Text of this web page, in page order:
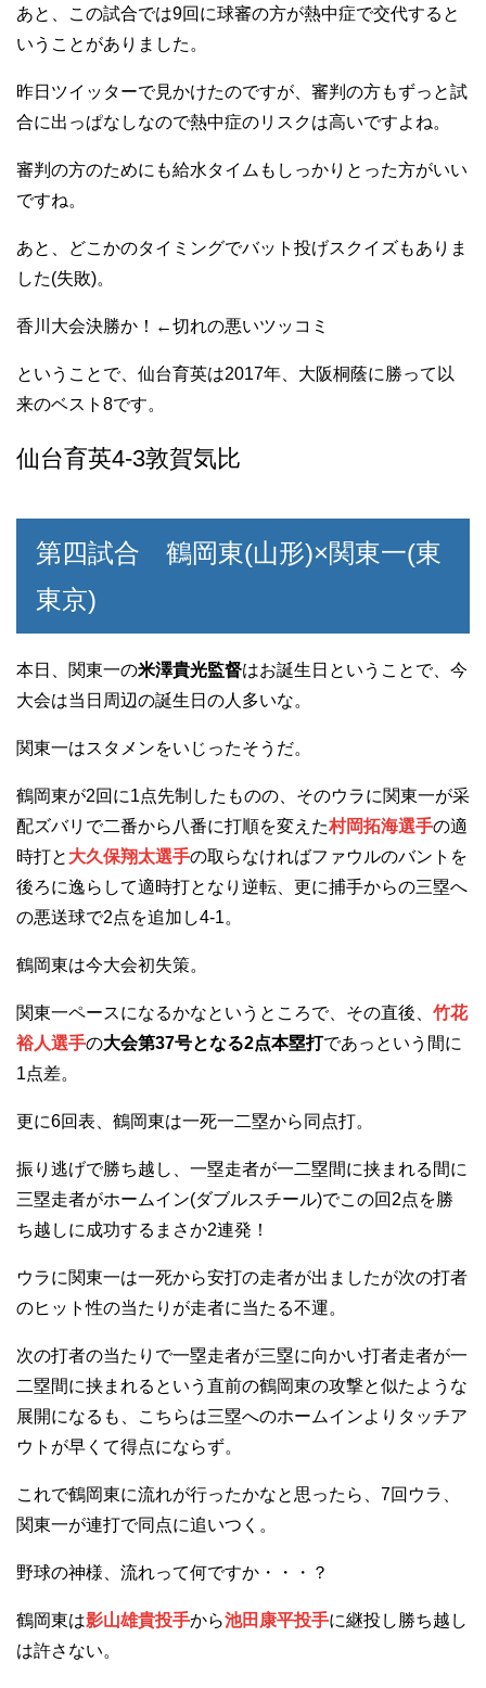
あと、この試合では9回に球審の方が熱中症で交代すると
いうことがありました。
昨日ツイッターで見かけたのですが、審判の方もずっと試
合に出っぱなしなので熱中症のリスクは高いですよね。
審判の方のためにも給水タイムもしっかりとった方がいい
ですね。
あと、どこかのタイミングでバット投げスクイズもありま
した(失敗)。
香川大会決勝か！←切れの悪いツッコミ
ということで、仙台育英は2017年、大阪桐蔭に勝って以
来のベスト8です。
仙台育英4-3敦賀気比
第四試合 鶴岡東(山形)×関東一(東
東京)
本日、関東一の米澤貴光監督はお誕生日ということで、今
大会は当日周辺の誕生日の人多いな。
関東一はスタメンをいじったそうだ。
鶴岡東が2回に1点先制したものの、そのウラに関東一が采
配ズバリで二番から八番に打順を変えた村岡拓海選手の適
時打と 大久保翔太選手の取らなければファウルのバントを
後ろに逸らして適時打となり逆転、更に捕手からの三塁へ
の悪送球で2点を追加し4-1。
鶴岡東は今大会初失策。
関東一ペースになるかなというところで、その直後、 竹花
裕人選手の大会第37号となる2点本塁打であっという間に
1点差。
更に6回表、鶴岡東は一死一二塁から同点打。
振り逃げで勝ち越し、一塁走者が一二塁間に挟まれる間に
三塁走者がホームイン(ダブルスチール)でこの回2点を勝
ち越しに成功するまさか2連発！
ウラに関東一は一死から安打の走者が出ましたが次の打者
のヒット性の当たりが走者に当たる不運。
次の打者の当たりで一塁走者が三塁に向かい打者走者が一
二塁間に挟まれるという直前の鶴岡東の攻撃と似たような
展開になるも、こちらは三塁へのホームインよりタッチア
ウトが早くて得点にならず。
これで鶴岡東に流れが行ったかなと思ったら、7回ウラ、
関東一が連打で同点に追いつく。
野球の神様、流れって何ですか・・・？
鶴岡東は影山雄貴投手から池田康平投手に継投し勝ち越し
は許さない。